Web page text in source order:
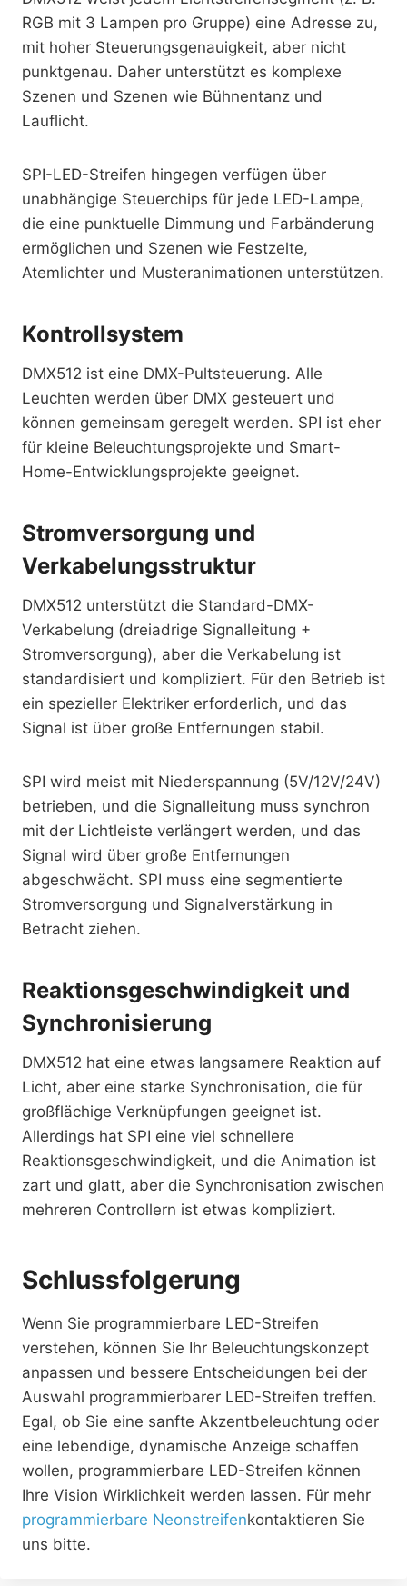
RGB mit 3 Lampen pro Gruppe) eine Adresse zu,
mit hoher Steuerungsgenauigkeit, aber nicht
punktgenau. Daher unterstützt es komplexe
Szenen und Szenen wie Bühnentanz und
Lauflicht.
SPI-LED-Streifen hingegen verfügen über
unabhängige Steuerchips für jede LED-Lampe,
die eine punktuelle Dimmung und Farbänderung
ermöglichen und Szenen wie Festzelte,
Atemlichter und Musteranimationen unterstützen.
Kontrollsystem
DMX512 ist eine DMX-Pultsteuerung. Alle
Leuchten werden über DMX gesteuert und
können gemeinsam geregelt werden. SPI ist eher
für kleine Beleuchtungsprojekte und Smart-
Home-Entwicklungsprojekte geeignet.
Stromversorgung und
Verkabelungsstruktur
DMX512 unterstützt die Standard-DMX-
Verkabelung (dreiadrige Signalleitung +
Stromversorgung), aber die Verkabelung ist
standardisiert und kompliziert. Für den Betrieb ist
ein spezieller Elektriker erforderlich, und das
Signal ist über große Entfernungen stabil.
SPI wird meist mit Niederspannung (5V/12V/24V)
betrieben, und die Signalleitung muss synchron
mit der Lichtleiste verlängert werden, und das
Signal wird über große Entfernungen
abgeschwächt. SPI muss eine segmentierte
Stromversorgung und Signalverstärkung in
Betracht ziehen.
Reaktionsgeschwindigkeit und
Synchronisierung
DMX512 hat eine etwas langsamere Reaktion auf
Licht, aber eine starke Synchronisation, die für
großflächige Verknüpfungen geeignet ist.
Allerdings hat SPI eine viel schnellere
Reaktionsgeschwindigkeit, und die Animation ist
zart und glatt, aber die Synchronisation zwischen
mehreren Controllern ist etwas kompliziert.
Schlussfolgerung
Wenn Sie programmierbare LED-Streifen
verstehen, können Sie Ihr Beleuchtungskonzept
anpassen und bessere Entscheidungen bei der
Auswahl programmierbarer LED-Streifen treffen.
Egal, ob Sie eine sanfte Akzentbeleuchtung oder
eine lebendige, dynamische Anzeige schaffen
wollen, programmierbare LED-Streifen können
Ihre Vision Wirklichkeit werden lassen. Für mehr
programmierbare Neonstreifenkontaktieren Sie
uns bitte.